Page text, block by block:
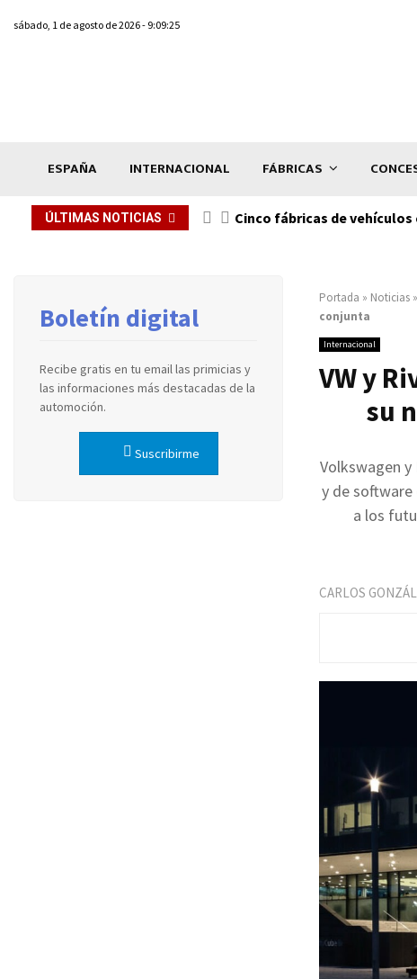
sábado, 1 de agosto de 2026 - 9:09:25
ESPAÑA INTERNACIONAL FÁBRICAS
ÚLTIMAS NOTICIAS Cinco fábricas de
Portada » Noticias »
conjunta
Internacional
VW y
su
Volkswagen
y de software
a los
CARLOS
Boletín digital
Recibe gratis en tu email las primicias y
las informaciones más destacadas de la
automoción.
Suscribirme